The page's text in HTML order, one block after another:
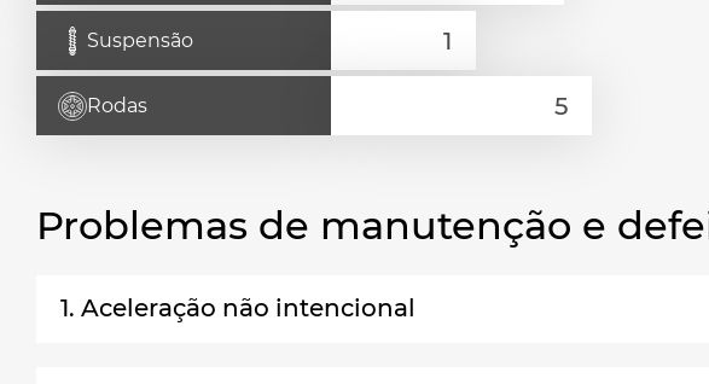
Suspensão
Rodas
Problemas de manutenção e
1. Aceleração não intencional